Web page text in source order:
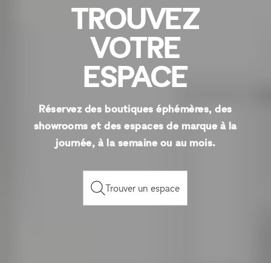
TROUVEZ
VOTRE
ESPACE
Réservez des boutiques éphémères, des
showrooms et des espaces de marque à la
journée, à la semaine ou au mois.
Trouver un espace